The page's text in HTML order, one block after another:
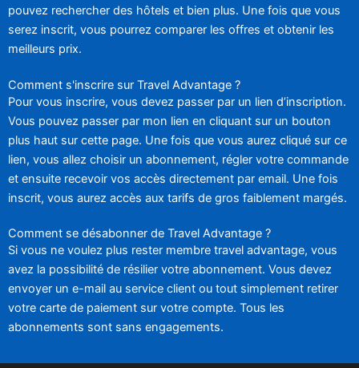
pouvez rechercher des hôtels et bien plus. Une fois que vous
serez inscrit, vous pourrez comparer les offres et obtenir les
meilleurs prix.
Comment s'inscrire sur Travel Advantage ?
Pour vous inscrire, vous devez passer par un lien d’inscription.
Vous pouvez passer par mon lien en cliquant sur un bouton
plus haut sur cette page. Une fois que vous aurez cliqué sur ce
lien, vous allez choisir un abonnement, régler votre commande
et ensuite recevoir vos accès directement par email. Une fois
inscrit, vous aurez accès aux tarifs de gros faiblement margés.
Comment se désabonner de Travel Advantage ?
Si vous ne voulez plus rester membre travel advantage, vous
avez la possibilité de résilier votre abonnement. Vous devez
envoyer un e-mail au service client ou tout simplement retirer
votre carte de paiement sur votre compte. Tous les
abonnements sont sans engagements.